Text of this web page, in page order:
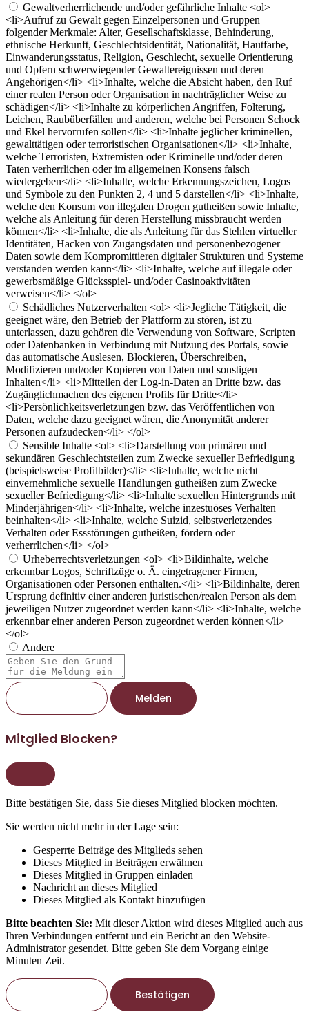
Gewaltverherrlichende und/oder gefährliche Inhalte <ol>
<li>Aufruf zu Gewalt gegen Einzelpersonen und Gruppen
folgender Merkmale: Alter, Gesellschaftsklasse, Behinderung,
ethnische Herkunft, Geschlechtsidentität, Nationalität, Hautfarbe,
Einwanderungsstatus, Religion, Geschlecht, sexuelle Orientierung
und Opfern schwerwiegender Gewaltereignissen und deren
Angehörigen</li> <li>Inhalte, welche die Absicht haben, den Ruf
einer realen Person oder Organisation in nachträglicher Weise zu
schädigen</li> <li>Inhalte zu körperlichen Angriffen, Folterung,
Leichen, Raubüberfällen und anderen, welche bei Personen Schock
und Ekel hervorrufen sollen</li> <li>Inhalte jeglicher kriminellen,
gewalttätigen oder terroristischen Organisationen</li> <li>Inhalte,
welche Terroristen, Extremisten oder Kriminelle und/oder deren
Taten verherrlichen oder im allgemeinen Konsens falsch
wiedergeben</li> <li>Inhalte, welche Erkennungszeichen, Logos
und Symbole zu den Punkten 2, 4 und 5 darstellen</li> <li>Inhalte,
welche den Konsum von illegalen Drogen gutheißen sowie Inhalte,
welche als Anleitung für deren Herstellung missbraucht werden
können</li> <li>Inhalte, die als Anleitung für das Stehlen virtueller
Identitäten, Hacken von Zugangsdaten und personenbezogener
Daten sowie dem Kompromittieren digitaler Strukturen und Systeme
verstanden werden kann</li> <li>Inhalte, welche auf illegale oder
gewerbsmäßige Glücksspiel- und/oder Casinoaktivitäten
verweisen</li> </ol>
Schädliches Nutzerverhalten <ol> <li>Jegliche Tätigkeit, die
geeignet wäre, den Betrieb der Plattform zu stören, ist zu
unterlassen, dazu gehören die Verwendung von Software, Scripten
oder Datenbanken in Verbindung mit Nutzung des Portals, sowie
das automatische Auslesen, Blockieren, Überschreiben,
Modifizieren und/oder Kopieren von Daten und sonstigen
Inhalten</li> <li>Mitteilen der Log-in-Daten an Dritte bzw. das
Zugänglichmachen des eigenen Profils für Dritte</li>
<li>Persönlichkeitsverletzungen bzw. das Veröffentlichen von
Daten, welche dazu geeignet wären, die Anonymität anderer
Personen aufzudecken</li> </ol>
Sensible Inhalte <ol> <li>Darstellung von primären und
sekundären Geschlechtsteilen zum Zwecke sexueller Befriedigung
(beispielsweise Profilbilder)</li> <li>Inhalte, welche nicht
einvernehmliche sexuelle Handlungen gutheißen zum Zwecke
sexueller Befriedigung</li> <li>Inhalte sexuellen Hintergrunds mit
Minderjährigen</li> <li>Inhalte, welche inzestuöses Verhalten
beinhalten</li> <li>Inhalte, welche Suizid, selbstverletzendes
Verhalten oder Essstörungen gutheißen, fördern oder
verherrlichen</li> </ol>
Urheberrechtsverletzungen <ol> <li>Bildinhalte, welche
erkennbar Logos, Schriftzüge o. Ä. eingetragener Firmen,
Organisationen oder Personen enthalten.</li> <li>Bildinhalte, deren
Ursprung definitiv einer anderen juristischen/realen Person als dem
jeweiligen Nutzer zugeordnet werden kann</li> <li>Inhalte, welche
erkennbar einer anderen Person zugeordnet werden können</li>
</ol>
Andere
Berichtsnotiz
Melden
Mitglied Blocken?
Bitte bestätigen Sie, dass Sie dieses Mitglied blocken möchten.
Sie werden nicht mehr in der Lage sein:
Gesperrte Beiträge des Mitglieds sehen
Dieses Mitglied in Beiträgen erwähnen
Dieses Mitglied in Gruppen einladen
Nachricht an dieses Mitglied
Dieses Mitglied als Kontakt hinzufügen
Bitte beachten Sie: Mit dieser Aktion wird dieses Mitglied auch aus
Ihren Verbindungen entfernt und ein Bericht an den Website-
Administrator gesendet. Bitte geben Sie dem Vorgang einige
Minuten Zeit.
Bestätigen